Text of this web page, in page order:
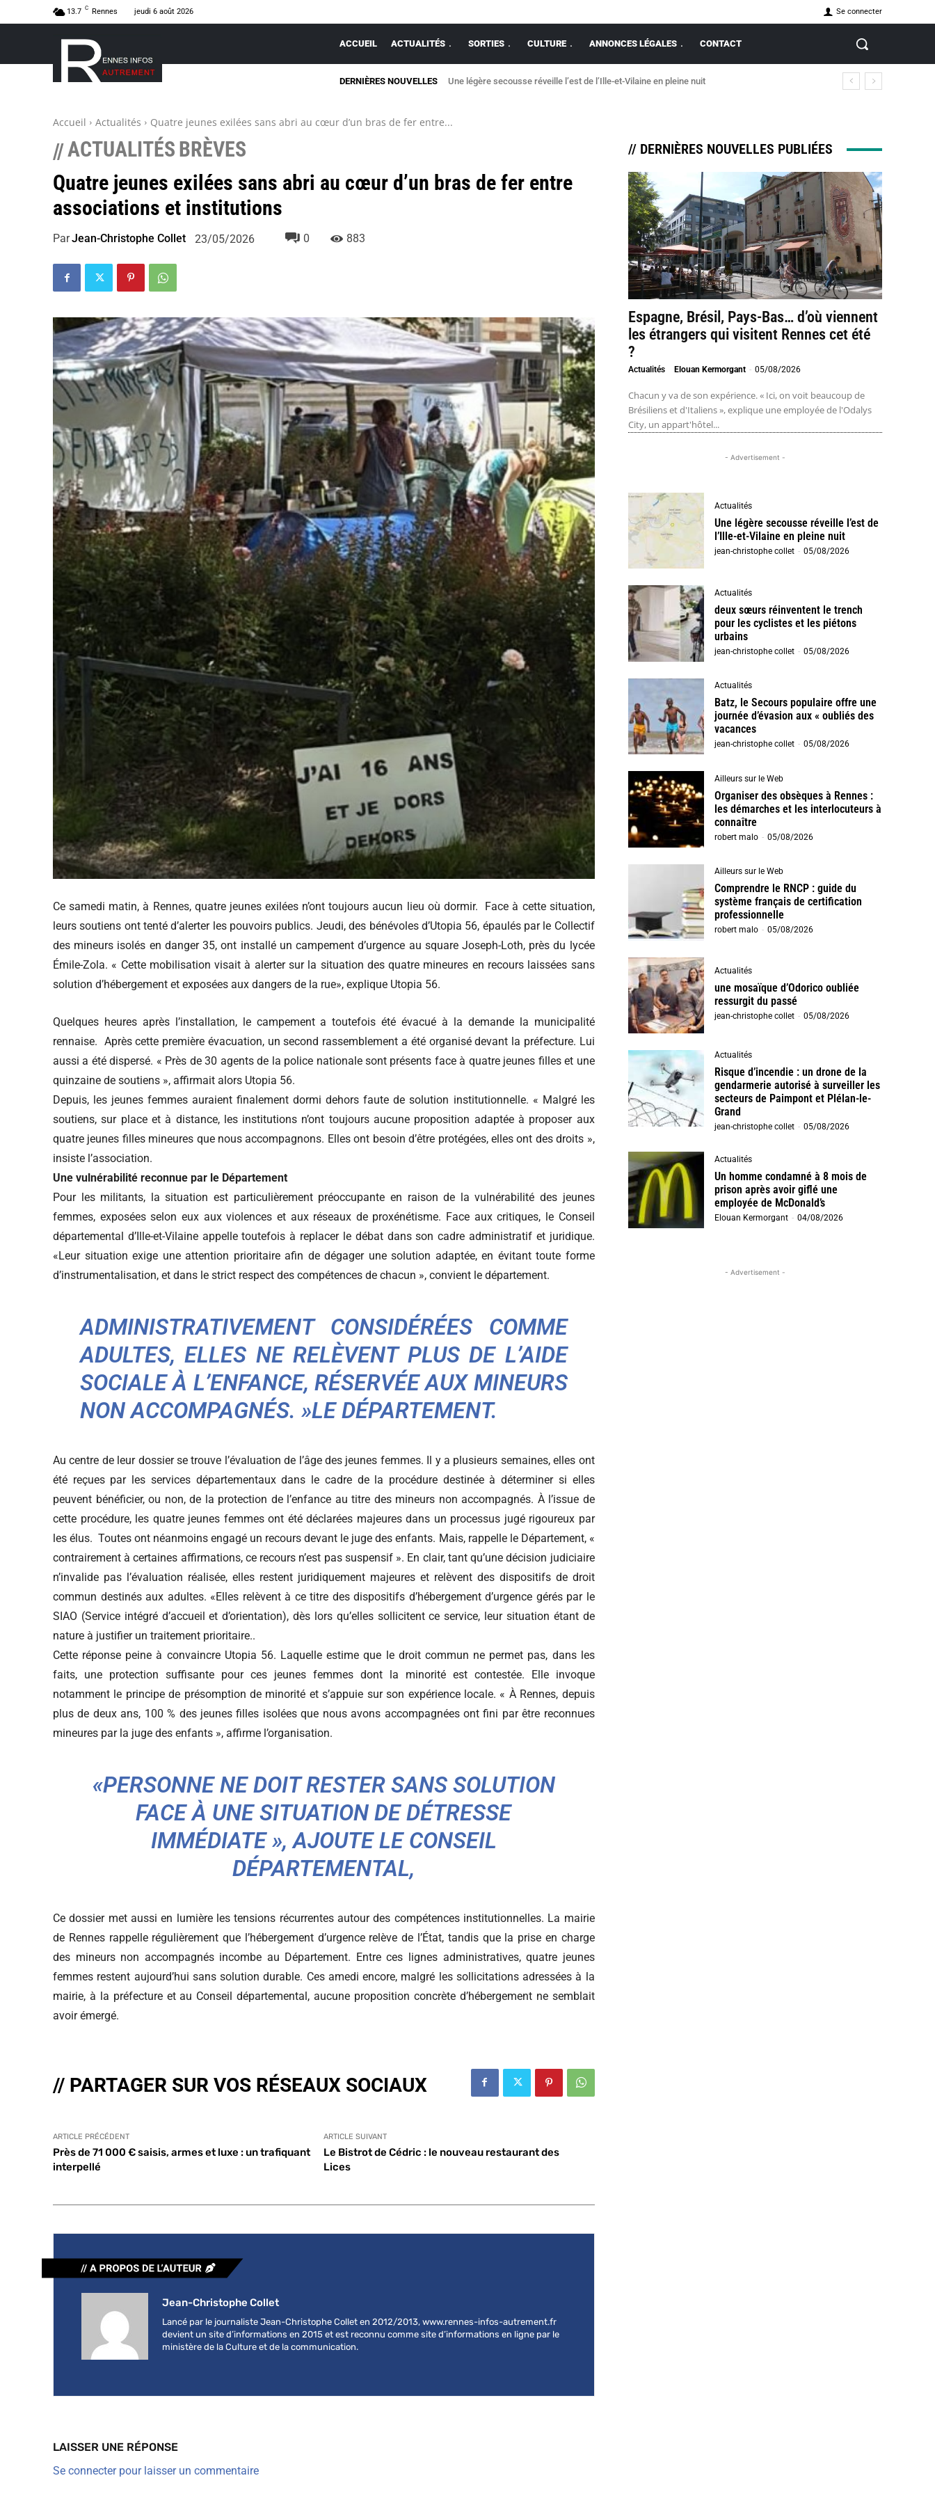
13.7 C Rennes jeudi 6 août 2026 Se connecter
ACCUEIL ACTUALITÉS SORTIES CULTURE ANNONCES LÉGALES CONTACT
DERNIÈRES NOUVELLES Une légère secousse réveille l’est de l’Ille-et-Vilaine en pleine nuit
Accueil Actualités Quatre jeunes exilées sans abri au cœur d’un bras de fer entre...
//ACTUALITÉS BRÈVES
Quatre jeunes exilées sans abri au cœur d’un bras de fer entre
associations et institutions
ParJean-Christophe Collet 23/05/2026 0 883
Ce samedi matin, à Rennes, quatre jeunes exilées n’ont toujours aucun lieu où dormir. Face à cette situation,
leurs soutiens ont tenté d’alerter les pouvoirs publics. Jeudi, des bénévoles d’Utopia 56, épaulés par le Collectif
des mineurs isolés en danger 35, ont installé un campement d’urgence au square Joseph-Loth, près du lycée
Émile-Zola. « Cette mobilisation visait à alerter sur la situation des quatre mineures en recours laissées sans
solution d’hébergement et exposées aux dangers de la rue», explique Utopia 56.
Quelques heures après l’installation, le campement a toutefois été évacué à la demande la municipalité
rennaise. Après cette première évacuation, un second rassemblement a été organisé devant la préfecture. Lui
aussi a été dispersé. « Près de 30 agents de la police nationale sont présents face à quatre jeunes filles et une
quinzaine de soutiens », affirmait alors Utopia 56.
Depuis, les jeunes femmes auraient finalement dormi dehors faute de solution institutionnelle. « Malgré les
soutiens, sur place et à distance, les institutions n’ont toujours aucune proposition adaptée à proposer aux
quatre jeunes filles mineures que nous accompagnons. Elles ont besoin d’être protégées, elles ont des droits »,
insiste l’association.
Une vulnérabilité reconnue par le Département
Pour les militants, la situation est particulièrement préoccupante en raison de la vulnérabilité des jeunes
femmes, exposées selon eux aux violences et aux réseaux de proxénétisme. Face aux critiques, le Conseil
départemental d’Ille-et-Vilaine appelle toutefois à replacer le débat dans son cadre administratif et juridique.
«Leur situation exige une attention prioritaire afin de dégager une solution adaptée, en évitant toute forme
d’instrumentalisation, et dans le strict respect des compétences de chacun », convient le département.
ADMINISTRATIVEMENT CONSIDÉRÉES COMME
ADULTES, ELLES NE RELÈVENT PLUS DE L’AIDE
SOCIALE À L’ENFANCE, RÉSERVÉE AUX MINEURS
NON ACCOMPAGNÉS. »LE DÉPARTEMENT.
Au centre de leur dossier se trouve l’évaluation de l’âge des jeunes femmes. Il y a plusieurs semaines, elles ont
été reçues par les services départementaux dans le cadre de la procédure destinée à déterminer si elles
peuvent bénéficier, ou non, de la protection de l’enfance au titre des mineurs non accompagnés. À l’issue de
cette procédure, les quatre jeunes femmes ont été déclarées majeures dans un processus jugé rigoureux par
les élus. Toutes ont néanmoins engagé un recours devant le juge des enfants. Mais, rappelle le Département, «
contrairement à certaines affirmations, ce recours n’est pas suspensif ». En clair, tant qu’une décision judiciaire
n’invalide pas l’évaluation réalisée, elles restent juridiquement majeures et relèvent des dispositifs de droit
commun destinés aux adultes. «Elles relèvent à ce titre des dispositifs d’hébergement d’urgence gérés par le
SIAO (Service intégré d’accueil et d’orientation), dès lors qu’elles sollicitent ce service, leur situation étant de
nature à justifier un traitement prioritaire..
Cette réponse peine à convaincre Utopia 56. Laquelle estime que le droit commun ne permet pas, dans les
faits, une protection suffisante pour ces jeunes femmes dont la minorité est contestée. Elle invoque
notamment le principe de présomption de minorité et s’appuie sur son expérience locale. « À Rennes, depuis
plus de deux ans, 100 % des jeunes filles isolées que nous avons accompagnées ont fini par être reconnues
mineures par la juge des enfants », affirme l’organisation.
«PERSONNE NE DOIT RESTER SANS SOLUTION
FACE À UNE SITUATION DE DÉTRESSE
IMMÉDIATE », AJOUTE LE CONSEIL
DÉPARTEMENTAL,
Ce dossier met aussi en lumière les tensions récurrentes autour des compétences institutionnelles. La mairie
de Rennes rappelle régulièrement que l’hébergement d’urgence relève de l’État, tandis que la prise en charge
des mineurs non accompagnés incombe au Département. Entre ces lignes administratives, quatre jeunes
femmes restent aujourd’hui sans solution durable. Ces amedi encore, malgré les sollicitations adressées à la
mairie, à la préfecture et au Conseil départemental, aucune proposition concrète d’hébergement ne semblait
avoir émergé.
// PARTAGER SUR VOS RÉSEAUX SOCIAUX
ARTICLE PRÉCÉDENT
Près de 71 000 € saisis, armes et luxe : un trafiquant
interpellé
ARTICLE SUIVANT
Le Bistrot de Cédric : le nouveau restaurant des
Lices
Jean-Christophe Collet
Lancé par le journaliste Jean-Christophe Collet en 2012/2013, www.rennes-infos-autrement.fr
devient un site d’informations en 2015 et est reconnu comme site d’informations en ligne par le
ministère de la Culture et de la communication.
LAISSER UNE RÉPONSE
Se connecter pour laisser un commentaire
// DERNIÈRES NOUVELLES PUBLIÉES
Espagne, Brésil, Pays-Bas… d’où viennent
les étrangers qui visitent Rennes cet été
?
Actualités Elouan Kermorgant - 05/08/2026
Chacun y va de son expérience. « Ici, on voit beaucoup de
Brésiliens et d'Italiens », explique une employée de l'Odalys
City, un appart'hôtel...
- Advertisement -
Actualités
Une légère secousse réveille l’est de
l’Ille-et-Vilaine en pleine nuit
jean-christophe collet - 05/08/2026
Actualités
deux sœurs réinventent le trench
pour les cyclistes et les piétons
urbains
jean-christophe collet - 05/08/2026
Actualités
Batz, le Secours populaire offre une
journée d’évasion aux « oubliés des
vacances
jean-christophe collet - 05/08/2026
Ailleurs sur le Web
Organiser des obsèques à Rennes :
les démarches et les interlocuteurs à
connaître
robert malo - 05/08/2026
Ailleurs sur le Web
Comprendre le RNCP : guide du
système français de certification
professionnelle
robert malo - 05/08/2026
Actualités
une mosaïque d’Odorico oubliée
ressurgit du passé
jean-christophe collet - 05/08/2026
Actualités
Risque d’incendie : un drone de la
gendarmerie autorisé à surveiller les
secteurs de Paimpont et Plélan-le-
Grand
jean-christophe collet - 05/08/2026
Actualités
Un homme condamné à 8 mois de
prison après avoir giflé une
employée de McDonald’s
Elouan Kermorgant - 04/08/2026
- Advertisement -